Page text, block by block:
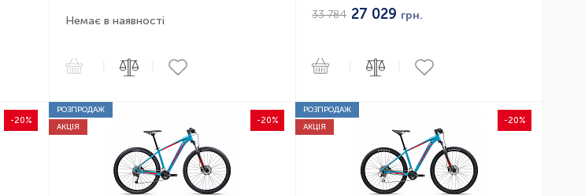
Немає в наявності
33 784 27 029 грн.
-20%
РОЗПРОДАЖ
-20%
АКЦІЯ
РОЗПРОДАЖ
-20%
АКЦІЯ